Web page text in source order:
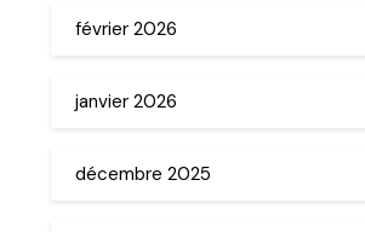
février 2026
janvier 2026
décembre 2025